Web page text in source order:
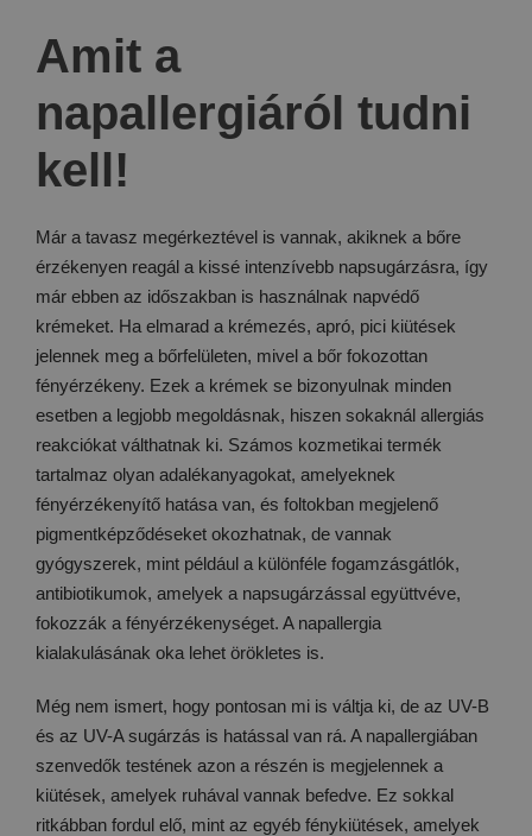
Amit a
napallergiáról tudni
kell!
Már a tavasz megérkeztével is vannak, akiknek a bőre
érzékenyen reagál a kissé intenzívebb napsugárzásra, így
már ebben az időszakban is használnak napvédő
krémeket. Ha elmarad a krémezés, apró, pici kiütések
jelennek meg a bőrfelületen, mivel a bőr fokozottan
fényérzékeny. Ezek a krémek se bizonyulnak minden
esetben a legjobb megoldásnak, hiszen sokaknál allergiás
reakciókat válthatnak ki. Számos kozmetikai termék
tartalmaz olyan adalékanyagokat, amelyeknek
fényérzékenyítő hatása van, és foltokban megjelenő
pigmentképződéseket okozhatnak, de vannak
gyógyszerek, mint például a különféle fogamzásgátlók,
antibiotikumok, amelyek a napsugárzással együttvéve,
fokozzák a fényérzékenységet. A napallergia
kialakulásának oka lehet örökletes is.
Még nem ismert, hogy pontosan mi is váltja ki, de az UV-B
és az UV-A sugárzás is hatással van rá. A napallergiában
szenvedők testének azon a részén is megjelennek a
kiütések, amelyek ruhával vannak befedve. Ez sokkal
ritkábban fordul elő, mint az egyéb fénykiütések, amelyek